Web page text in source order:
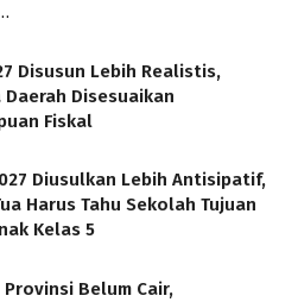
Disusun Lebih Realistis,
Disesuaikan
Fiskal
Diusulkan Lebih Antisipatif,
Harus Tahu Sekolah Tujuan
Kelas 5
Provinsi Belum Cair,